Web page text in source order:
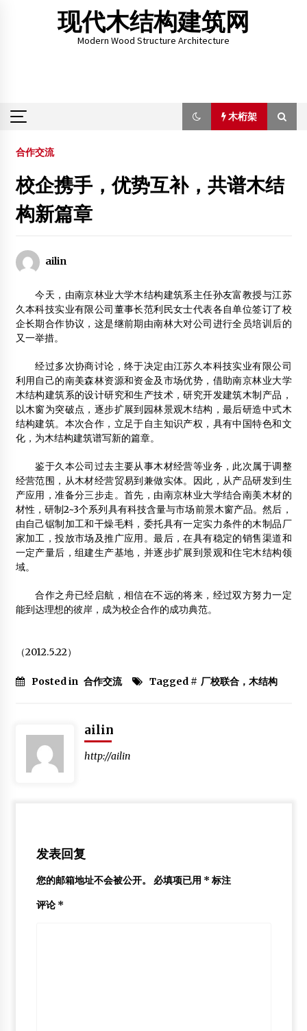
现代木结构建筑网
Modern Wood Structure Architecture
木桁架
木桁架
【新产品】新型PVC地板面市 定位高端绿色环保
2012年4月17日
2012年7月23日
2012年2月12日
木结构防火涂料的应用
2012年11月28日
2012海南国际木结构论坛暨企业家年会
2012年11月6日
芦山震后重建：传统建筑木架房焕发新活力
2014年3月3日
2013年4月29日
625年前大理拱辰楼付之一炬 木结构只剩框架
2015年1月4日
加拿大木业将亮相2017上海绿色建博会
2017年7月1日
2014年3月18日
2012年5月26日
合作交流
校企携手，优势互补，共谱木结
构新篇章
ailin
今天，由南京林业大学木结构建筑系主任孙友富教授与江苏
久本科技实业有限公司董事长范利民女士代表各自单位签订了校
企长期合作协议，这是继前期由南林大对公司进行全员培训后的
又一举措。
经过多次协商讨论，终于决定由江苏久本科技实业有限公司
利用自己的南美森林资源和资金及市场优势，借助南京林业大学
木结构建筑系的设计研究和生产技术，研究开发建筑木制产品，
以木窗为突破点，逐步扩展到园林景观木结构，最后研造中式木
结构建筑。本次合作，立足于自主知识产权，具有中国特色和文
化，为木结构建筑谱写新的篇章。
鉴于久本公司过去主要从事木材经营等业务，此次属于调整
经营范围，从木材经营贸易到兼做实体。因此，从产品研发到生
产应用，准备分三步走。首先，由南京林业大学结合南美木材的
材性，研制2~3个系列具有科技含量与市场前景木窗产品。然后，
由自己锯制加工和干燥毛料，委托具有一定实力条件的木制品厂
家加工，投放市场及推广应用。最后，在具有稳定的销售渠道和
一定产量后，组建生产基地，并逐步扩展到景观和住宅木结构领
域。
合作之舟已经启航，相信在不远的将来，经过双方努力一定
能到达理想的彼岸，成为校企合作的成功典范。
（2012.5.22）
Posted in 合作交流 Tagged # 厂校联合，木结构
ailin
http://ailin
发表回复
您的邮箱地址不会被公开。 必填项已用 * 标注
评论 *